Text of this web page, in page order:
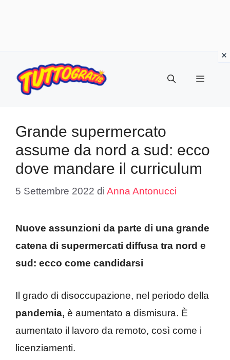
contenuto
Menu
Grande supermercato
assume da nord a sud: ecco
dove mandare il curriculum
5 Settembre 2022 di Anna Antonucci
Nuove assunzioni da parte di una grande
catena di supermercati diffusa tra nord e
sud: ecco come candidarsi
Il grado di disoccupazione, nel periodo della
pandemia, è aumentato a dismisura. È
aumentato il lavoro da remoto, così come i
licenziamenti.